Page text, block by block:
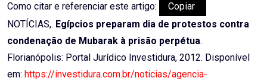
Como citar e referenciar este artigo:
Copiar
NOTÍCIAS,. Egípcios preparam dia de protestos contra
condenação de Mubarak à prisão perpétua.
Florianópolis: Portal Jurídico Investidura, 2012. Disponível
em: https://investidura.com.br/noticias/agencia-